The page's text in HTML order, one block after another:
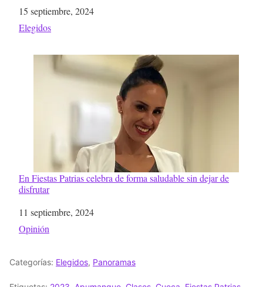
Fecha
15 septiembre, 2024
Respecto a
Elegidos
En Fiestas Patrias celebra de forma saludable sin dejar de
disfrutar
Fecha
11 septiembre, 2024
Respecto a
Opinión
Categorías: Elegidos, Panoramas